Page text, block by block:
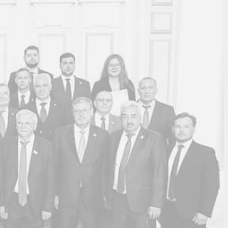
число его участников
9 июня 2026 г.